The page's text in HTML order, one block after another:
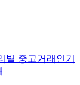
별 중고거래 인기